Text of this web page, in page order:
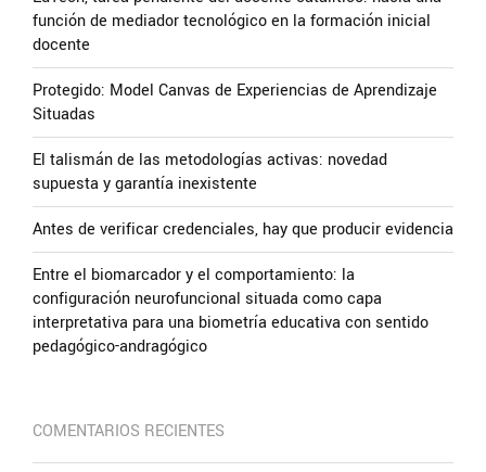
función de mediador tecnológico en la formación inicial
docente
Protegido: Model Canvas de Experiencias de Aprendizaje
Situadas
El talismán de las metodologías activas: novedad
supuesta y garantía inexistente
Antes de verificar credenciales, hay que producir evidencia
Entre el biomarcador y el comportamiento: la
configuración neurofuncional situada como capa
interpretativa para una biometría educativa con sentido
pedagógico-andragógico
COMENTARIOS RECIENTES